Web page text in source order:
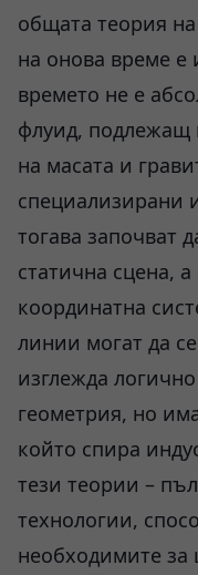
общата теория
на онова време е
времето не е
флуид, подлежащ
на масата и
специализирани
тогава започват
статична сцена,
координатна
линии могат да
изглежда
геометрия, но
който спира
тези теории –
технологии,
необходимите за